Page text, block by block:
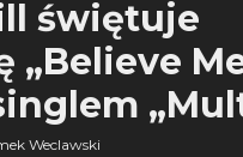
świętuje
„Believe
Weclawski